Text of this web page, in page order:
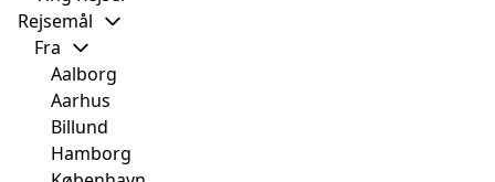
Rejsemål
Fra
Aalborg
Aarhus
Billund
Hamborg